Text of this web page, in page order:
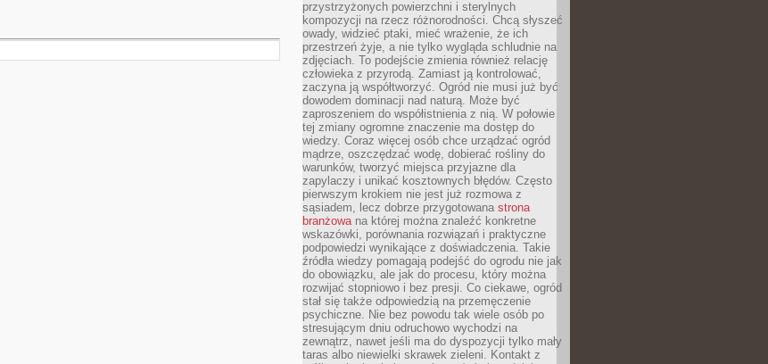
przystrzyżonych powierzchni i sterylnych
kompozycji na rzecz różnorodności. Chcą słyszeć
owady, widzieć ptaki, mieć wrażenie, że ich
przestrzeń żyje, a nie tylko wygląda schludnie na
zdjęciach. To podejście zmienia również relację
człowieka z przyrodą. Zamiast ją kontrolować,
zaczyna ją współtworzyć. Ogród nie musi już być
dowodem dominacji nad naturą. Może być
zaproszeniem do współistnienia z nią. W połowie
tej zmiany ogromne znaczenie ma dostęp do
wiedzy. Coraz więcej osób chce urządzać ogród
mądrze, oszczędzać wodę, dobierać rośliny do
warunków, tworzyć miejsca przyjazne dla
zapylaczy i unikać kosztownych błędów. Często
pierwszym krokiem nie jest już rozmowa z
sąsiadem, lecz dobrze przygotowana strona
branżowana której można znaleźć konkretne
wskazówki, porównania rozwiązań i praktyczne
podpowiedzi wynikające z doświadczenia. Takie
źródła wiedzy pomagają podejść do ogrodu nie jak
do obowiązku, ale jak do procesu, który można
rozwijać stopniowo i bez presji. Co ciekawe, ogród
stał się także odpowiedzią na przemęczenie
psychiczne. Nie bez powodu tak wiele osób po
stresującym dniu odruchowo wychodzi na
zewnątrz, nawet jeśli ma do dyspozycji tylko mały
taras albo niewielki skrawek zieleni. Kontakt z